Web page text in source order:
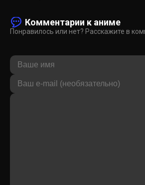
Комментарии к аниме
Понравилось или нет? Расскажите в